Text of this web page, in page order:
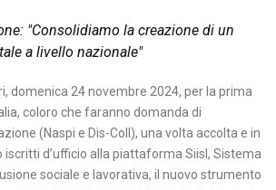
"Consolidiamo la creazione di un
a livello nazionale"
domenica 24 novembre 2024, per la prima
coloro che faranno domanda di
(Naspi e Dis-Coll), una volta accolta e in
d’ufficio alla piattaforma Siisl, Sistema
sociale e lavorativa, il nuovo strumento